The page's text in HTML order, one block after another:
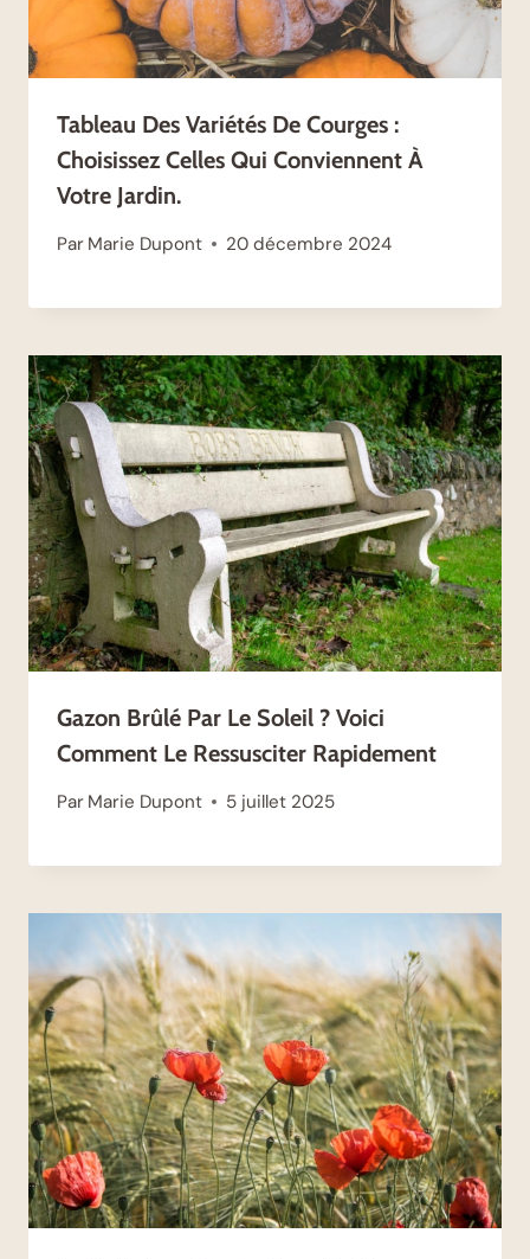
Tableau Des Variétés De Courges :
Choisissez Celles Qui Conviennent À
Votre Jardin.
Par Marie Dupont 20 décembre 2024
Gazon Brûlé Par Le Soleil ? Voici
Comment Le Ressusciter Rapidement
Par Marie Dupont 5 juillet 2025